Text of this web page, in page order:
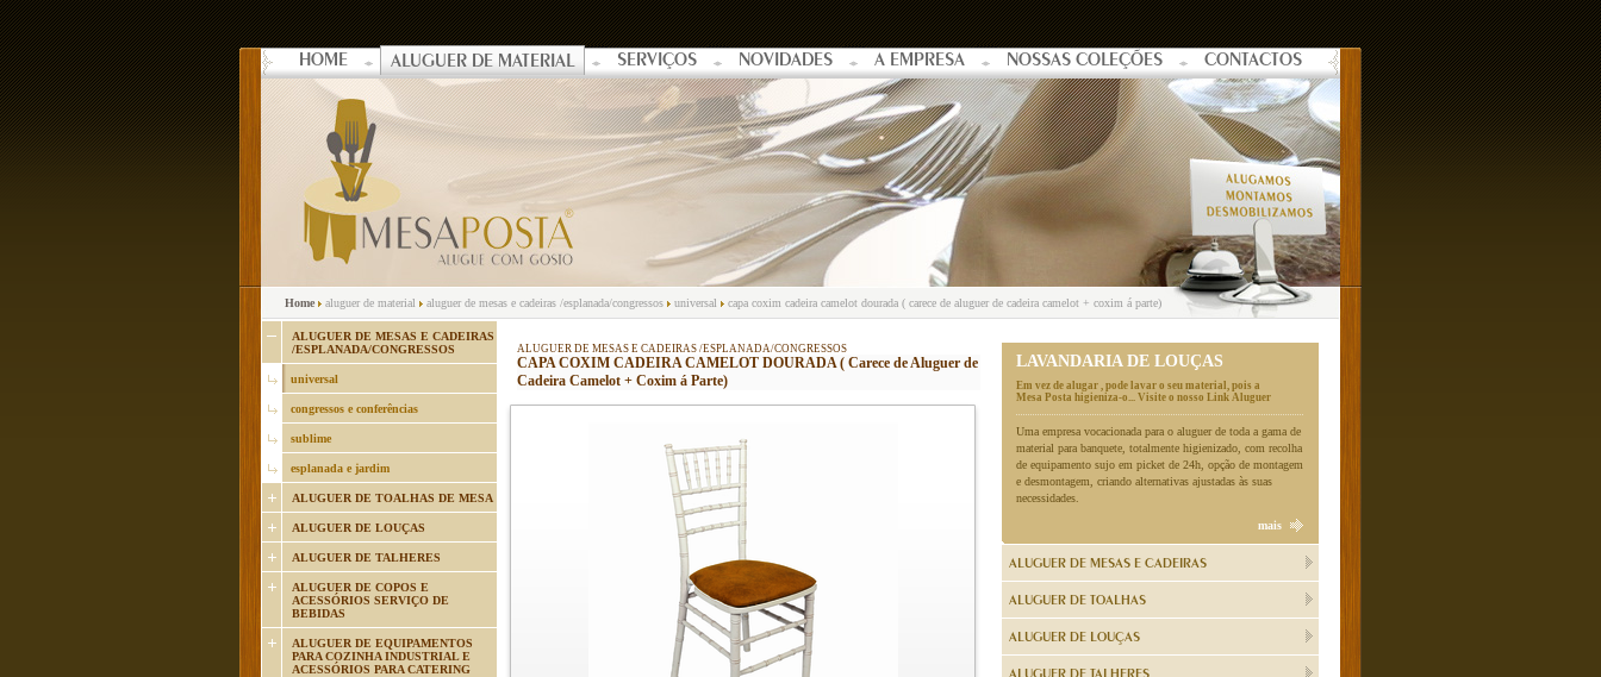
HOME ALUGUER DE MATERIAL SERVIÇOS NOVIDADES A EMPRESA NOSSAS COLEÇÕES CONTACTOS
Home aluguer de material aluguer de mesas e cadeiras /esplanada/congressos universal capa coxim cadeira camelot dourada ( carece de aluguer de cadeira camelot + coxim á parte)
ALUGUER DE MESAS E CADEIRAS
/ESPLANADA/CONGRESSOS
universal
congressos e conferências
sublime
esplanada e jardim
ALUGUER DE TOALHAS DE MESA
ALUGUER DE LOUÇAS
ALUGUER DE TALHERES
ALUGUER DE COPOS E
ACESSÓRIOS SERVIÇO DE
BEBIDAS
ALUGUER DE EQUIPAMENTOS
PARA COZINHA INDUSTRIAL E
ACESSÓRIOS PARA CATERING
ALUGUER DE MESAS E CADEIRAS /ESPLANADA/CONGRESSOS
CAPA COXIM CADEIRA CAMELOT DOURADA ( Carece de Aluguer de
Cadeira Camelot + Coxim á Parte)
LAVANDARIA DE LOUÇAS
Em vez de alugar , pode lavar o seu material, pois a
Mesa Posta higieniza-o... Visite o nosso Link Aluguer
Uma empresa vocacionada para o aluguer de toda a gama de
material para banquete, totalmente higienizado, com recolha
de equipamento sujo em picket de 24h, opção de montagem
e desmontagem, criando alternativas ajustadas às suas
necessidades.
mais
ALUGUER DE MESAS E CADEIRAS
ALUGUER DE TOALHAS
ALUGUER DE LOUÇAS